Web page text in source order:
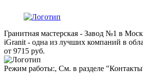
Гранитная мастерская - Завод №1 в
iGranit - одна из лучших компаний в
от 9715 руб.
Режим работы:, См. в разделе